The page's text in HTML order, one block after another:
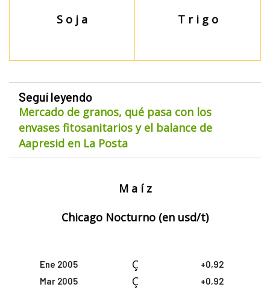
S o j a T r i g o
Seguí leyendo
Mercado de granos, qué pasa con los
envases fitosanitarios y el balance de
Aapresid en La Posta
M a í z
Chicago Nocturno (en usd/t)
Ene 2005 Ç
+0,92
Mar 2005
Ç
+0,92